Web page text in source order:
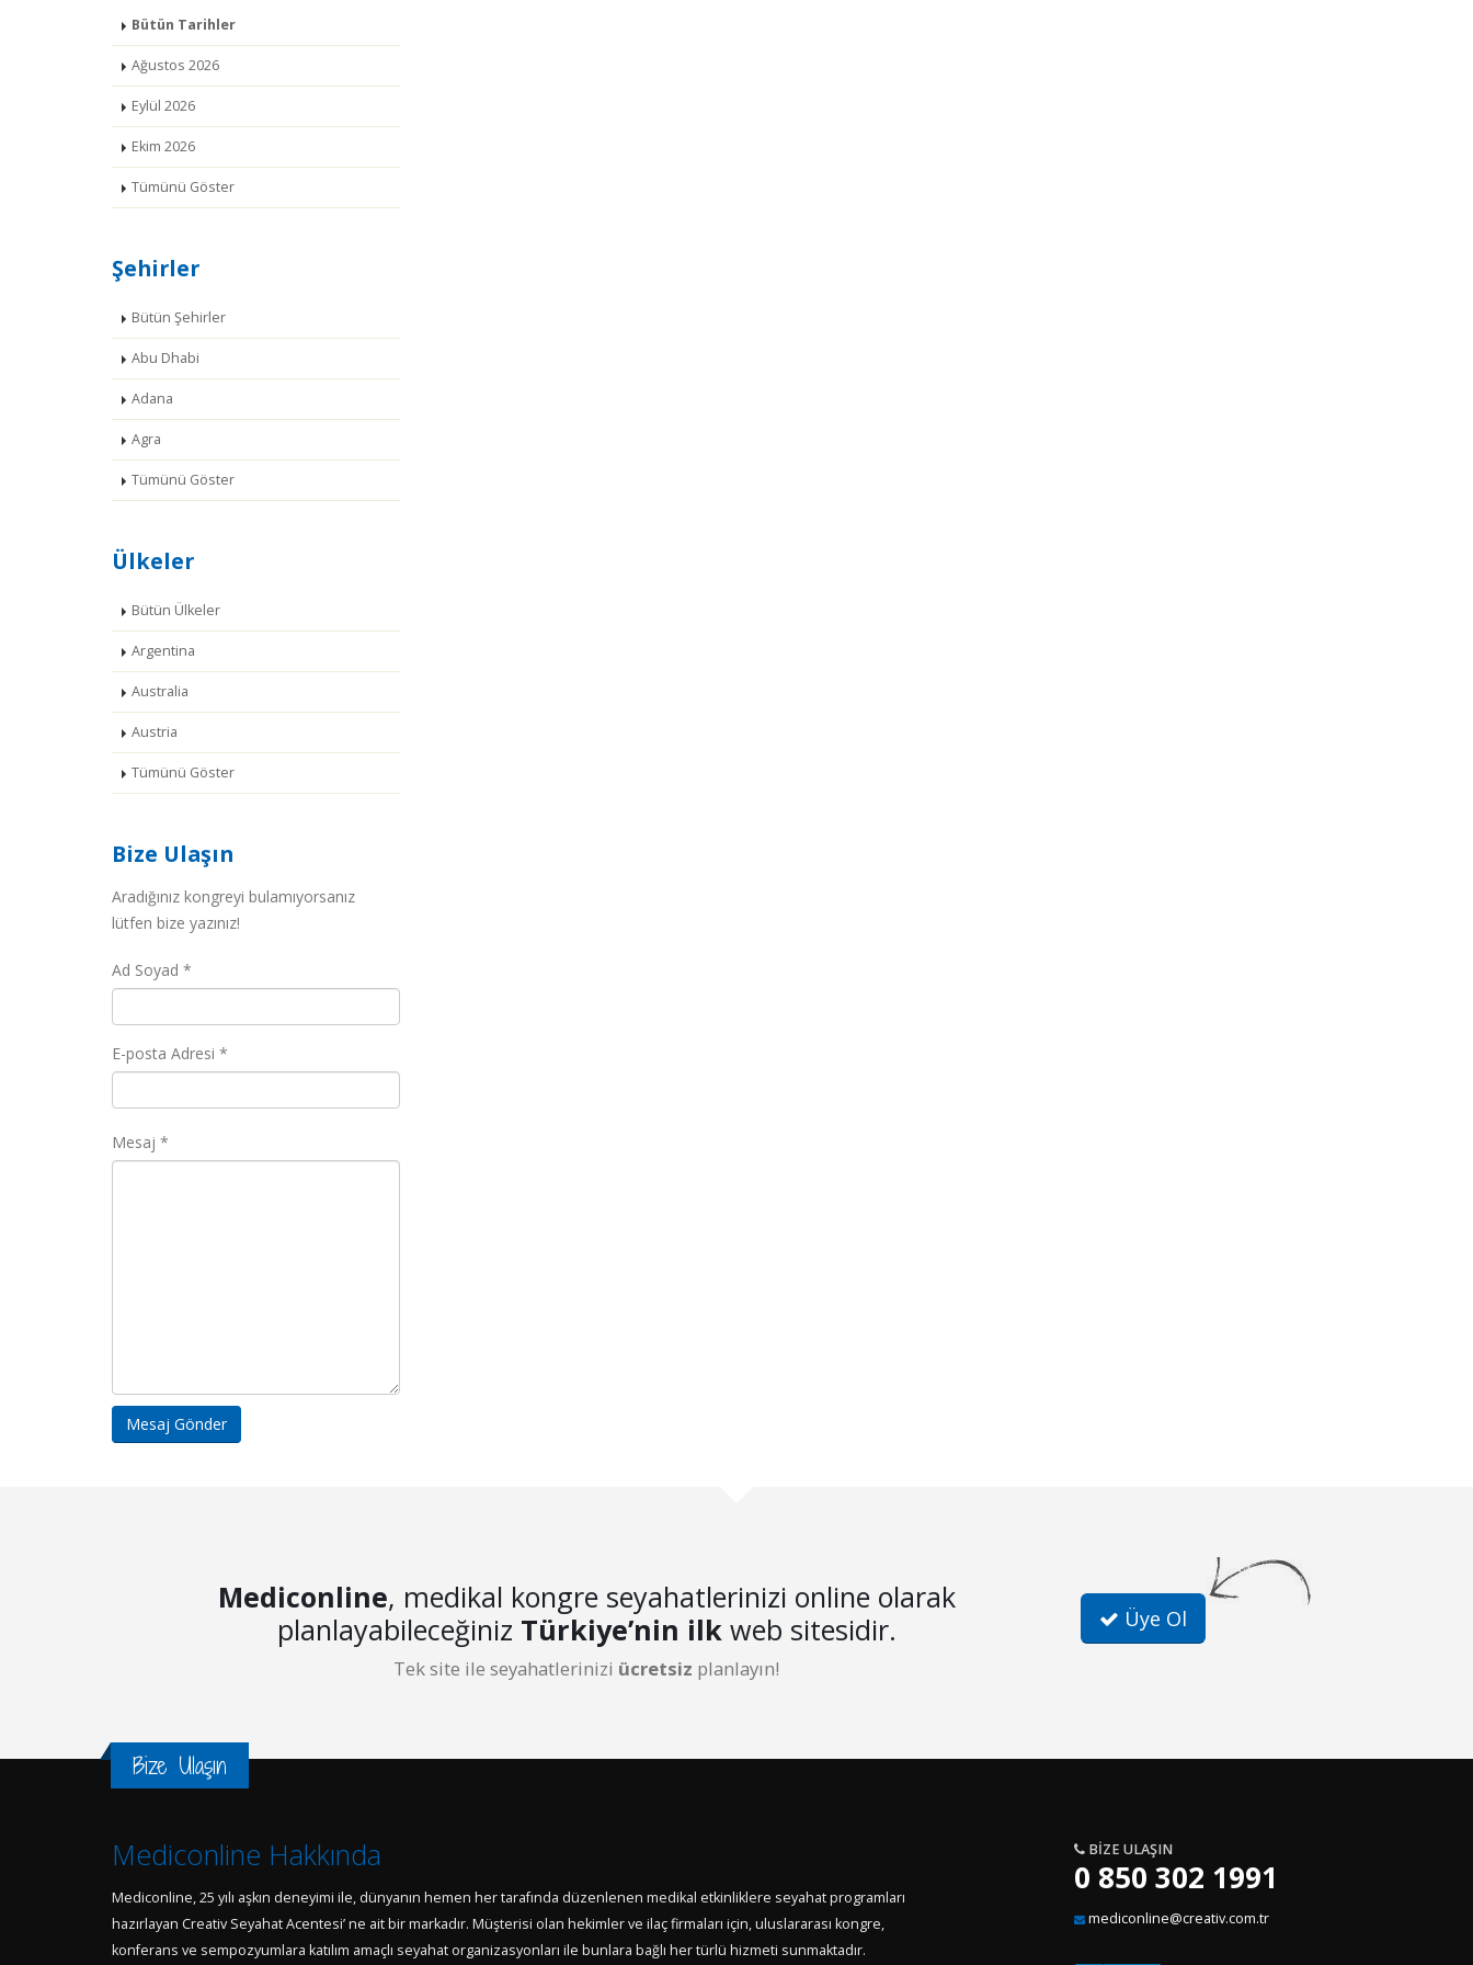
Bütün Tarihler
Ağustos 2026
Eylül 2026
Ekim 2026
Tümünü Göster
Şehirler
Bütün Şehirler
Abu Dhabi
Adana
Agra
Tümünü Göster
Ülkeler
Bütün Ülkeler
Argentina
Australia
Austria
Tümünü Göster
Bize Ulaşın
Aradığınız kongreyi bulamıyorsanız
lütfen bize yazınız!
Ad Soyad *
E-posta Adresi *
Mesaj *
Mediconline, medikal kongre seyahatlerinizi online olarak
planlayabileceğiniz Türkiye’nin ilkweb sitesidir.
Tek site ile seyahatlerinizi ücretsiz planlayın!
Üye Ol
Bize Ulaşın
Mediconline Hakkında
Mediconline, 25 yılı aşkın deneyimi ile, dünyanın hemen her tarafında düzenlenen medikal etkinliklere seyahat programları
hazırlayan Creativ Seyahat Acentesi’ ne ait bir markadır. Müşterisi olan hekimler ve ilaç firmaları için, uluslararası kongre,
konferans ve sempozyumlara katılım amaçlı seyahat organizasyonları ile bunlara bağlı her türlü hizmeti sunmaktadır.
BIZE ULAŞIN
0 850 302 1991
mediconline@creativ.com.tr